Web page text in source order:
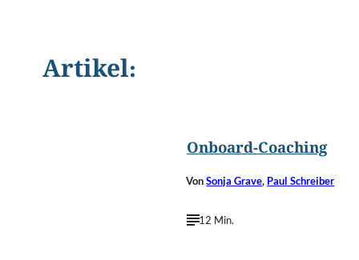
Artikel:
Onboard-Coaching
VonSonja Grave, Paul Schreiber
12 Min.